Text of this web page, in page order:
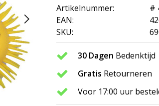
Artikelnummer:
#
EAN:
SKU:
30 Dagen Bedenktijd
Gratis Retourneren
Voor 17:00 uur